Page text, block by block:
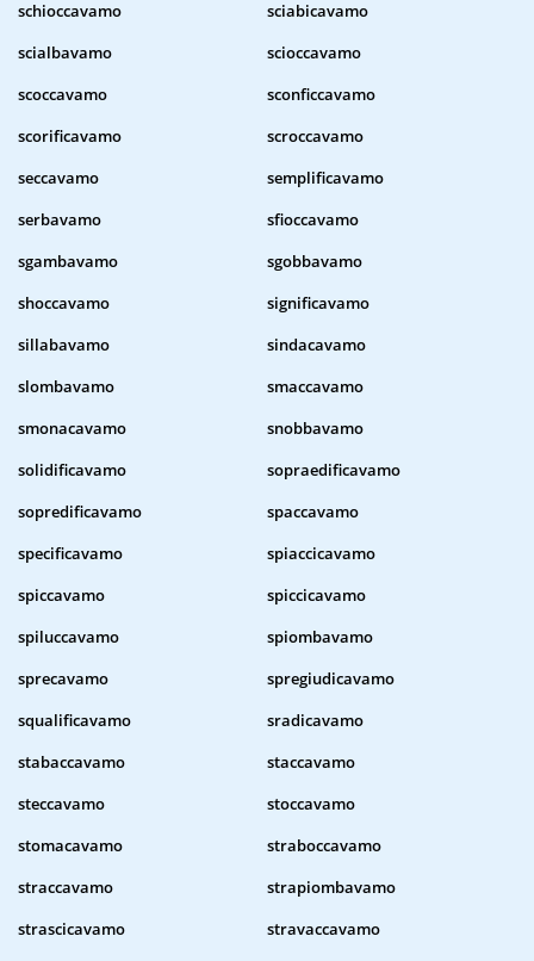
schioccavamo
sciabicavamo
scialbavamo
scioccavamo
scoccavamo
sconficcavamo
scorificavamo
scroccavamo
seccavamo
semplificavamo
serbavamo
sfioccavamo
sgambavamo
sgobbavamo
shoccavamo
significavamo
sillabavamo
sindacavamo
slombavamo
smaccavamo
smonacavamo
snobbavamo
solidificavamo
sopraedificavamo
sopredificavamo
spaccavamo
specificavamo
spiaccicavamo
spiccavamo
spiccicavamo
spiluccavamo
spiombavamo
sprecavamo
spregiudicavamo
squalificavamo
sradicavamo
stabaccavamo
staccavamo
steccavamo
stoccavamo
stomacavamo
straboccavamo
straccavamo
strapiombavamo
strascicavamo
stravaccavamo